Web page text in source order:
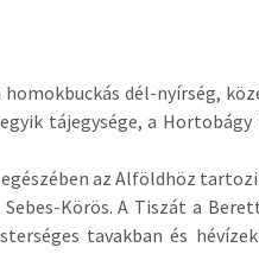
dél-nyírség,
tájegysége, a
az Alföldhöz
Körös. A Tiszát a
tavakban és